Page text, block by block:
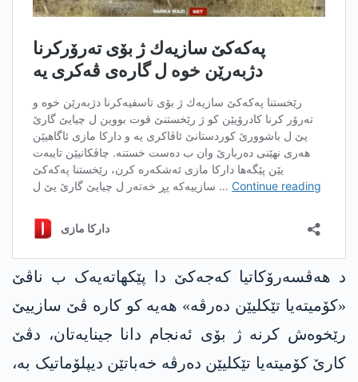
د هەڤسەرۆکاتیا كه‌جه‌كێ دا پێکهاتەیەک ب ناڤێ
«کۆمیتەیا تێکلیێن دەرڤە» هەیە کو کارە ڤێ سازییێ
رێخوه‌ش كرنه‌ ژ بۆی ئه‌نجام دانا جینایەتان، دڤێ
کارێ کۆمیتەیا تێکلیێن دەرڤە خەباتێن دیپلۆماتیک بە،